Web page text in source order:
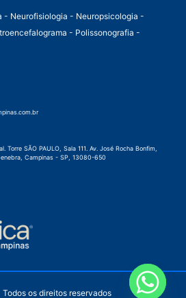
- Neurofisiologia - Neuropsicologia -
- Polissonografia -
Torre SÃO PAULO, Sala 111. Av. José Rocha Bonfim,
Campinas - SP, 13080-650
os direitos reservados